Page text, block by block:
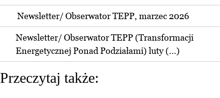
Newsletter/ Obserwator TEPP, marzec 2026
Newsletter/ Obserwator TEPP (Transformacji
Energetycznej Ponad Podziałami) luty (...)
Przeczytaj także: